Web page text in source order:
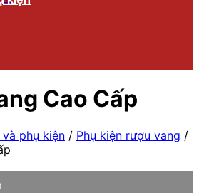
Cao Cấp
và phụ kiện / Phụ kiện rượu vang /